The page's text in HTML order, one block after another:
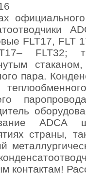
FLT17, FLT
FLT32;
пара.
ADCA
страны,
контактам!